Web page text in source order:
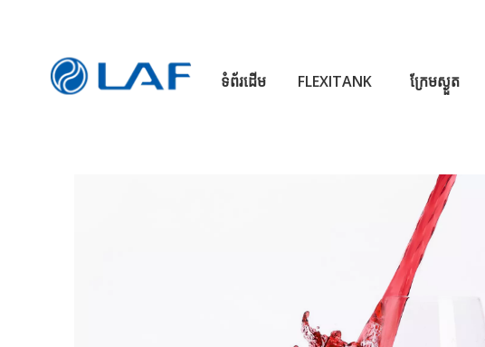
ទំព័រដើម FLEXITANK ក្រែមស្ងួត